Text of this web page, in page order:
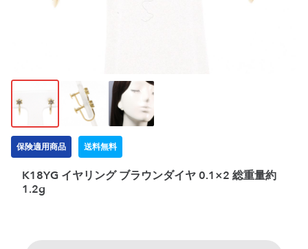
保険適用商品 送料無料
K18YG イヤリング ブラウンダイヤ 0.1×2 総重量約
1.2g